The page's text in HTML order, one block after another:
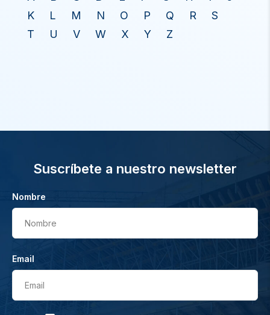
K
L M N O P Q R
S
T
U V W X Y Z
Suscríbete a nuestro newsletter
Nombre
Nombre
Email
Email